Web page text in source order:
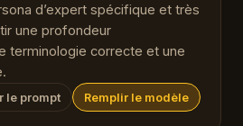
d’expert spécifique et très
une profondeur
terminologie correcte et une
le prompt Remplir le modèle